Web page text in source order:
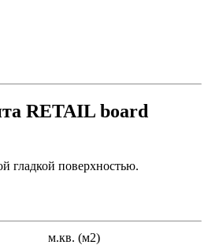
RETAIL board
гладкой поверхностью.
м.кв. (м2)